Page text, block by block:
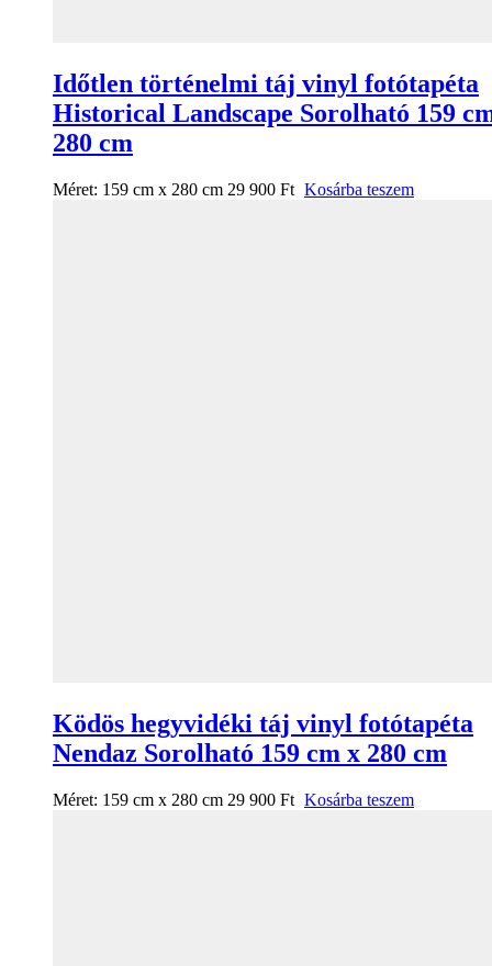
Időtlen történelmi táj vinyl fotótapéta
Historical Landscape Sorolható 159
280 cm
Méret: 159 cm x 280 cm 29 900 Ft Kosárba teszem
Ködös hegyvidéki táj vinyl fotótapéta
Nendaz Sorolható 159 cm x 280 cm
Méret: 159 cm x 280 cm 29 900 Ft Kosárba teszem